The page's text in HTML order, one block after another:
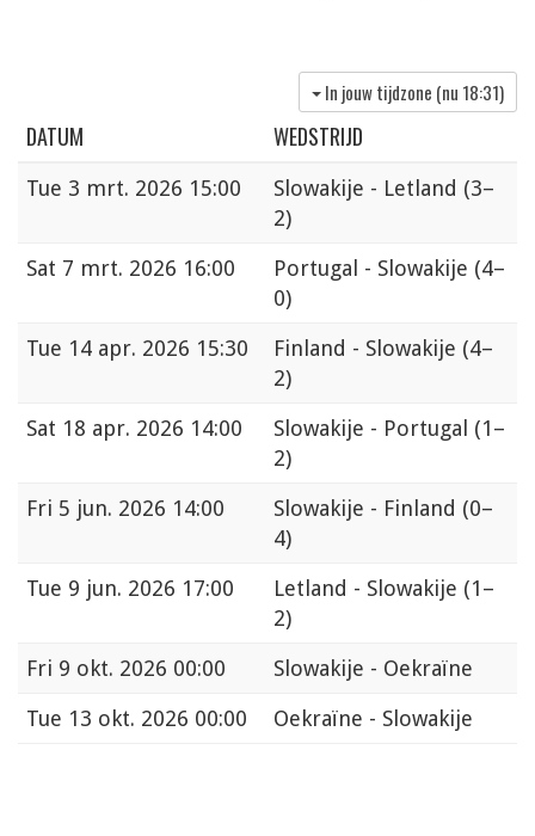
In jouw tijdzone (nu 18:31)
DATUM WEDSTRIJD
Tue 3 mrt. 2026 15:00 Slowakije - Letland (3–
2)
Sat 7 mrt. 2026 16:00 Portugal - Slowakije (4–
0)
Tue 14 apr. 2026 15:30 Finland - Slowakije (4–
2)
Sat 18 apr. 2026 14:00 Slowakije - Portugal (1–
2)
Fri 5 jun. 2026 14:00 Slowakije - Finland (0–
4)
Tue 9 jun. 2026 17:00 Letland - Slowakije (1–
2)
Fri 9 okt. 2026 00:00
Slowakije - Oekraïne
Tue 13 okt. 2026 00:00 Oekraïne - Slowakije